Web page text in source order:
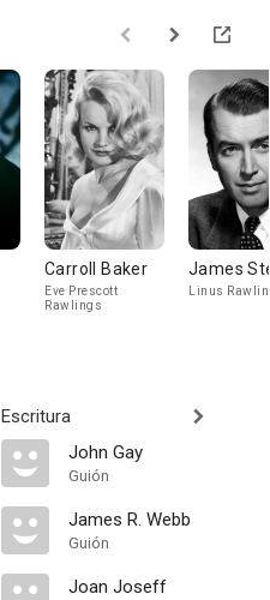
Carroll Baker
Eve Prescott
Rawlings
James
Linus
Escritura
John Gay
Guión
James R. Webb
Guión
Joan Joseff